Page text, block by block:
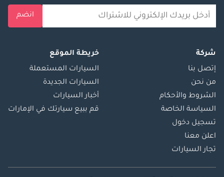
انضم
شركة
إتصل بنا
من نحن
الشروط والأحكام
السياسة الخاصة
تسجيل دخول
اعلن معنا
تجار السيارات
خريطة الموقع
السيارات المستعملة
السيارات الجديدة
أخبار السيارات
قم ببيع سيارتك في الإمارات